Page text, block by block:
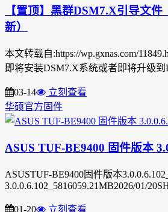
【置顶】黑群DSM7.X引导文件
新）
本文转载自:https://wp.gxnas.com/
即将安装DSM7.X系统或者即将升级
03-14
立刻查看
华硕官方固件
ASUS TUF-BE9400 固件版本
ASUSTUF-BE9400固件版本
3.0.0.6.102_5816059.21MB2026/01/
01-20 立刻查看